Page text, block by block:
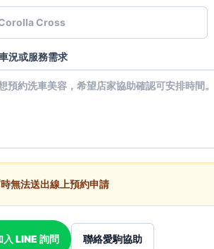
況或服務需求
無法送出線上預約申請
入 LINE 詢問 聯絡愛駒協助